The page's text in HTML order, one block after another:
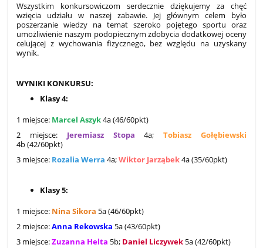
Wszystkim konkursowiczom serdecznie dziękujemy za chęć
wzięcia udziału w naszej zabawie. Jej głównym celem było
poszerzanie wiedzy na temat szeroko pojętego sportu oraz
umożliwienie naszym podopiecznym zdobycia dodatkowej oceny
celującej z wychowania fizycznego, bez względu na uzyskany
wynik.
WYNIKI KONKURSU:
Klasy 4:
1 miejsce: Marcel Aszyk4a (46/60pkt)
2 miejsce: Jeremiasz Stopa 4a; Tobiasz Gołębiewski
4b (42/60pkt)
3 miejsce: Rozalia Werra 4a;Wiktor Jarząbek4a (35/60pkt)
Klasy 5:
1 miejsce: Nina Sikora 5a (46/60pkt)
2 miejsce:Anna Rekowska 5a (43/60pkt)
3 miejsce:Zuzanna Helta 5b; Daniel Liczywek 5a (42/60pkt)